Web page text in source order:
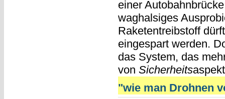
einer
waghalsiges
Raketentreibstoff
eingespart werden.
das System, das
von Sicherheits
"wie man Drohnen